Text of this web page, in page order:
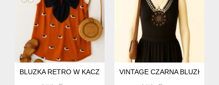
BLUZKA RETRO W KACZUSZKI Z KOKARDĄ I
VINTAGE CZARNA BLUZKA